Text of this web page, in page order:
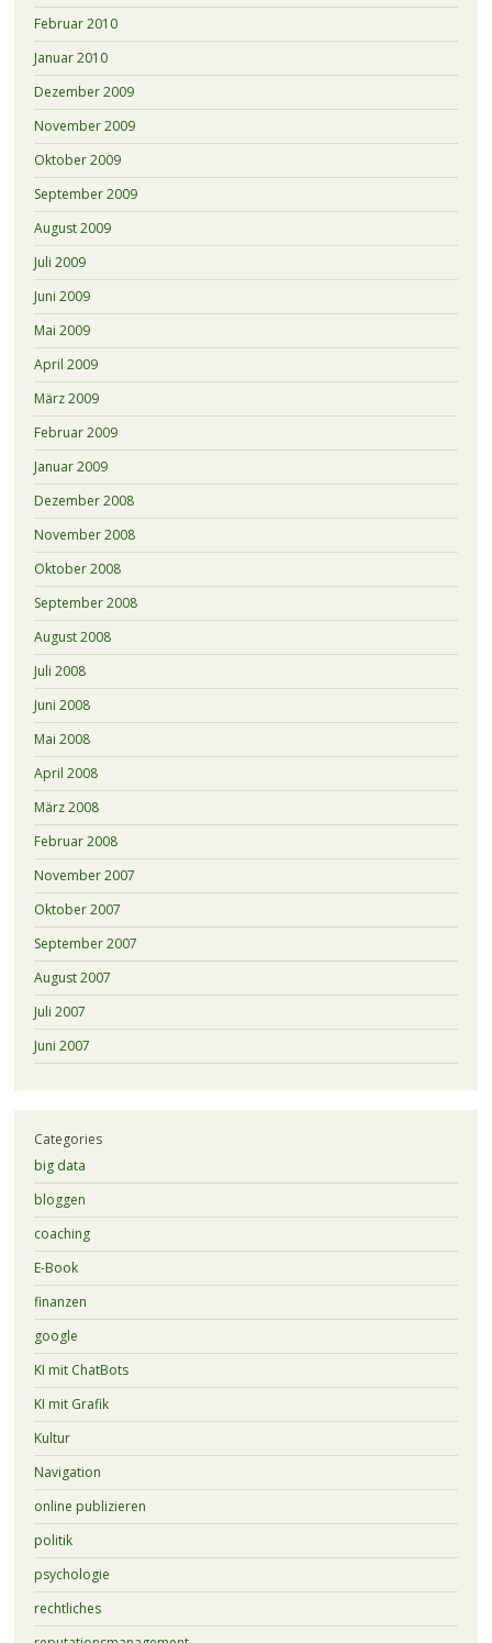
Februar 2010
Januar 2010
Dezember 2009
November 2009
Oktober 2009
September 2009
August 2009
Juli 2009
Juni 2009
Mai 2009
April 2009
März 2009
Februar 2009
Januar 2009
Dezember 2008
November 2008
Oktober 2008
September 2008
August 2008
Juli 2008
Juni 2008
Mai 2008
April 2008
März 2008
Februar 2008
November 2007
Oktober 2007
September 2007
August 2007
Juli 2007
Juni 2007
Categories
big data
bloggen
coaching
E-Book
finanzen
google
KI mit ChatBots
KI mit Grafik
Kultur
Navigation
online publizieren
politik
psychologie
rechtliches